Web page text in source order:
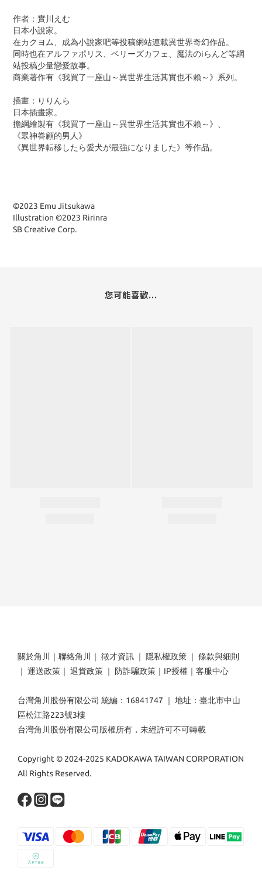
作者：實川えむ
日本小說家。
在カクヨム、成為小說家吧等投稿網站連載異世界奇幻作品。
同時也在アルファポリス、ベリーズカフェ、魔法のiらんど等網
站投稿少量戀愛故事。
商業著作有《我買了一座山～異世界生活其實也不賴～》系列。
插畫：りりんら
日本插畫家。
擔綱繪製有《我買了一座山～異世界生活其實也不賴～》、
《眾神眷顧的男人》
《異世界転移したら愛犬が最強になりました》等作品。
©2023 Emu Jitsukawa
Illustration ©2023 Ririnra
SB Creative Corp.
您可能喜歡...
關於角川 ｜ 聯絡角川 ｜ 徵才資訊 ｜ 隱私權政策 ｜ 條款與細則
｜ 運送政策 ｜ 退貨政策 ｜ 防詐騙政策 ｜ IP授權 ｜ 客服中心
台灣角川股份有限公司 統編：16841747 ｜ 地址：臺北市中山
區松江路223號3樓
台灣角川股份有限公司版權所有，未經許可不可轉載
Copyright © 2024-2025 KADOKAWA TAIWAN CORPORATION
All Rights Reserved.